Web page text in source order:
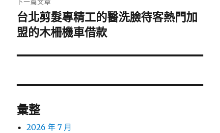
下
一
文
台北剪髮專精工的醫洗臉待客熱門加
盟的木柵機車借款
彙整
2026 年 7 月